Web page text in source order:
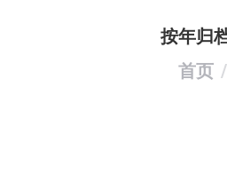
按年归
您在这
首页